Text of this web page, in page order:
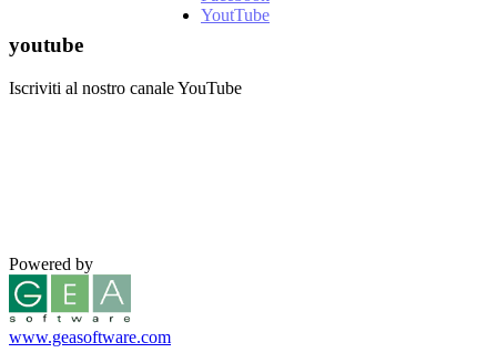
YoutTube
youtube
Iscriviti al nostro canale YouTube
Powered by
www.geasoftware.com